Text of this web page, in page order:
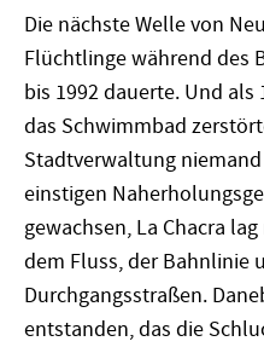
Die nächste Welle von
Flüchtlinge während des
bis 1992 dauerte. Und als
das Schwimmbad
Stadtverwaltung
einstigen
gewachsen, La Chacra
dem Fluss, der Bahnlinie
Durchgangsstraßen.
entstanden, das die